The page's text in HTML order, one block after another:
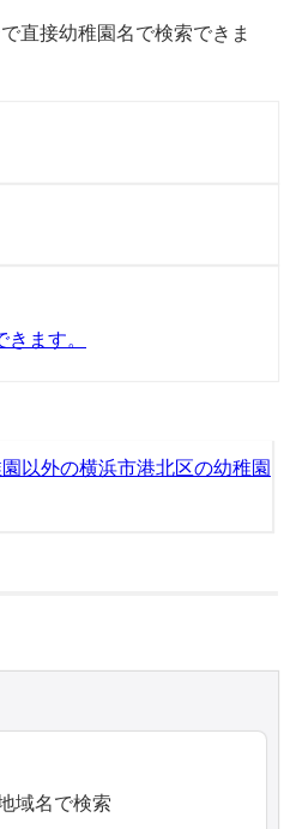
直接幼稚園名で検索できま
ます。
以外の横浜市港北区の幼稚園
域名で検索